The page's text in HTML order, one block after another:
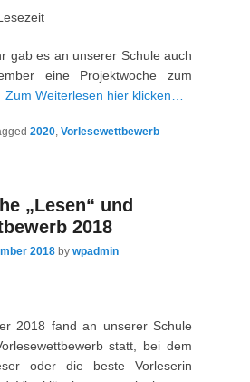
gab es an unserer Schule auch
eine Projektwoche zum
Weiterlesen hier klicken…
2020 Vorlesewettbewerb
„Lesen“ und
2018
2018 by wpadmin
2018 fand an unserer Schule
statt, bei dem
oder die beste Vorleserin